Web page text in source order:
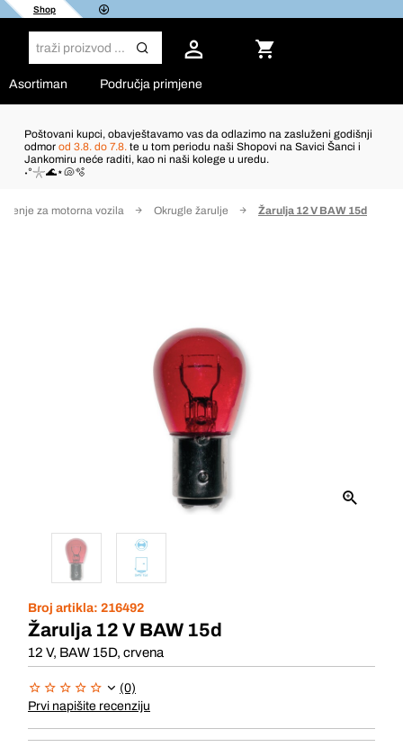
Shop
Asortiman Područja primjene
Poštovani kupci, obavještavamo vas da odlazimo na zasluženi godišnji
odmor od 3.8. do 7.8. te u tom periodu naši Shopovi na Savici Šanci i
Jankomiru neće raditi, kao ni naši kolege u uredu.
˖°𓇼🌊⋆🐚🫧
za motorna vozila Okrugle žarulje Žarulja 12 V BAW 15d
Broj artikla: 216492
Žarulja 12 V BAW 15d
12 V, BAW 15D, crvena
(0)
Prvi napišite recenziju